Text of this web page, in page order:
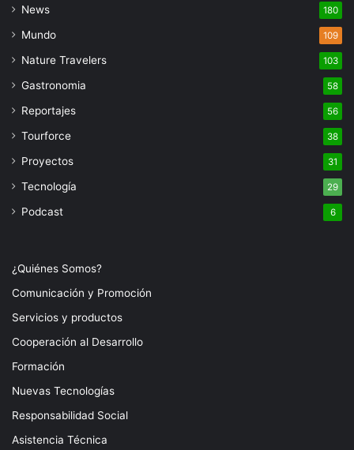
News 180
Mundo 109
Nature Travelers 103
Gastronomia 58
Reportajes 56
Tourforce 38
Proyectos 31
Tecnología 29
Podcast 6
¿Quiénes Somos?
Comunicación y Promoción
Servicios y productos
Cooperación al Desarrollo
Formación
Nuevas Tecnologías
Responsabilidad Social
Asistencia Técnica